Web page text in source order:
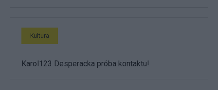
Kultura
Karol123 Desperacka próba kontaktu!